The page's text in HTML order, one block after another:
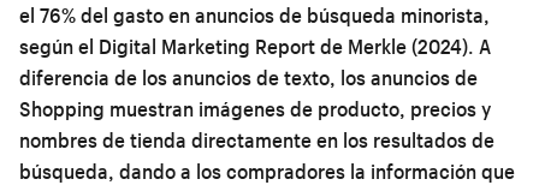
el 76% del gasto en anuncios de búsqueda minorista,
según el Digital Marketing Report de Merkle (2024). A
diferencia de los anuncios de texto, los anuncios de
Shopping muestran imágenes de producto, precios y
nombres de tienda directamente en los resultados de
búsqueda, dando a los compradores la información que